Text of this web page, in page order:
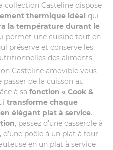
collection Casteline dispose
thermique idéal qui
la température durant le
permet une cuisine tout en
préserve et conserve les
des aliments.
Casteline amovible vous
passer de la cuisson au
à sa fonction « Cook &
transforme chaque
élégant plat à service.
, passez d’une casserole à
poêle à un plat à four
en un plat à service